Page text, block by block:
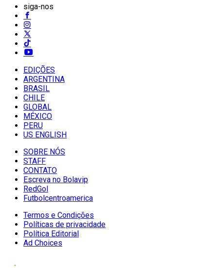
siga-nos
EDIÇÕES
ARGENTINA
BRASIL
CHILE
GLOBAL
MÉXICO
PERU
US ENGLISH
SOBRE NÓS
STAFF
CONTATO
Escreva no Bolavip
RedGol
Futbolcentroamerica
Termos e Condições
Políticas de privacidade
Política Editorial
Ad Choices